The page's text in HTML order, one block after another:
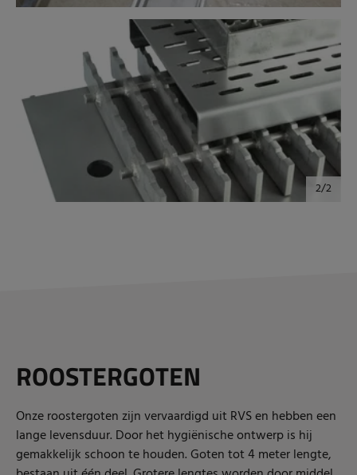
ROOSTERGOTEN
Onze roostergoten zijn vervaardigd uit RVS en hebben een
lange levensduur. Door het hygiënische ontwerp is hij
gemakkelijk schoon te houden. Goten tot 4 meter lengte,